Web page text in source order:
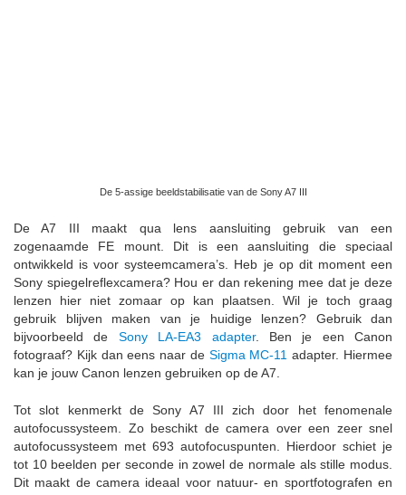
De 5-assige beeldstabilisatie van de Sony A7 III
De A7 III maakt qua lens aansluiting gebruik van een
zogenaamde FE mount. Dit is een aansluiting die speciaal
ontwikkeld is voor systeemcamera’s. Heb je op dit moment een
Sony spiegelreflexcamera? Hou er dan rekening mee dat je deze
lenzen hier niet zomaar op kan plaatsen. Wil je toch graag
gebruik blijven maken van je huidige lenzen? Gebruik dan
bijvoorbeeld de Sony LA-EA3 adapter. Ben je een Canon
fotograaf? Kijk dan eens naar de Sigma MC-11 adapter. Hiermee
kan je jouw Canon lenzen gebruiken op de A7.
Tot slot kenmerkt de Sony A7 III zich door het fenomenale
autofocussysteem. Zo beschikt de camera over een zeer snel
autofocussysteem met 693 autofocuspunten. Hierdoor schiet je
tot 10 beelden per seconde in zowel de normale als stille modus.
Dit maakt de camera ideaal voor natuur- en sportfotografen en